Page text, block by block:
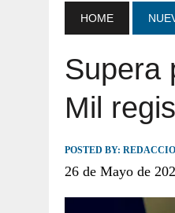
JULIO 30, 2026 |
JULIO 30, 2026
DE COLONIA.
JULIO 30, 2026
HOME
Supera
Mil
POSTED BY:
26 de Mayo de